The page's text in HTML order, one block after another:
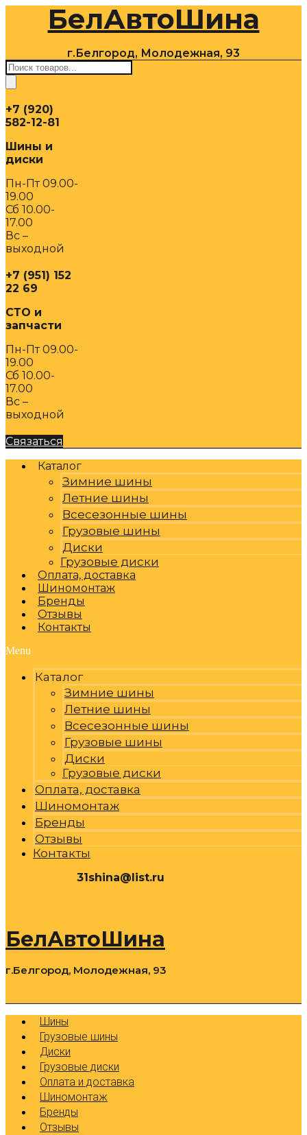
содержимомуБелАвтоШина
г.Белгород, Молодежная, 93
Поиск
товаров
+7 (920)
582-12-81
Шины и
диски
Пн-Пт 09.00-
19.00
Сб 10.00-
17.00
Вс –
выходной
+7 (951) 152
22 69
СТО и
запчасти
Пн-Пт 09.00-
19.00
Сб 10.00-
17.00
Вс –
выходной
Связаться
Каталог
Зимние шины
Летние шины
Всесезонные шины
Грузовые шины
Диски
Грузовые диски
Оплата, доставка
Шиномонтаж
Бренды
Отзывы
Контакты
Menu
Каталог
Зимние шины
Летние шины
Всесезонные шины
Грузовые шины
Диски
Грузовые диски
Оплата, доставка
Шиномонтаж
Бренды
Отзывы
Контакты
31shina@list.ru
БелАвтоШина
г.Белгород, Молодежная, 93
Шины
Грузовые шины
Диски
Грузовые диски
Оплата и доставка
Шиномонтаж
Бренды
Отзывы